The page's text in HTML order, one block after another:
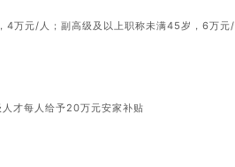
4万元/人；副高级及以上职称未满45岁，6万元/
才每人给予20万元安家补贴